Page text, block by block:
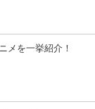
メを一挙紹介！